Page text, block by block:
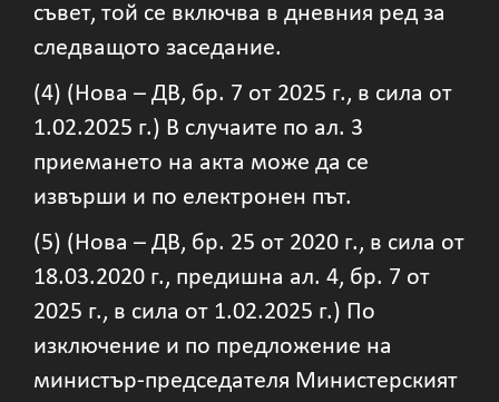
съвет, той се включва в дневния ред за
следващото заседание.
(4) (Нова – ДВ, бр. 7 от 2025 г., в сила от
1.02.2025 г.) В случаите по ал. 3
приемането на акта може да се
извърши и по електронен път.
(5) (Нова – ДВ, бр. 25 от 2020 г., в сила от
18.03.2020 г., предишна ал. 4, бр. 7 от
2025 г., в сила от 1.02.2025 г.) По
изключение и по предложение на
министър-председателя Министерският